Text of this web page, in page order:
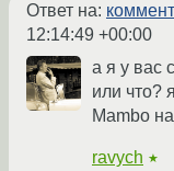
Ответ на:
12:14:49 +00:00
а я у вас
или что?
Mambo
ravych ★